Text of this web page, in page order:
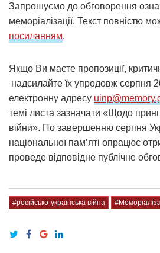
Запрошуємо до обговорення
меморіалізації. Текст повністю
посиланням.
Якщо Ви маєте пропозиції,
надсилайте їх упродовж серпня
електронну адресу
темі листа зазначати «Щодо
війни». По завершенню серпня
національної памʼяті опрацює
проведе відповідне публічне
#російсько-українська війна